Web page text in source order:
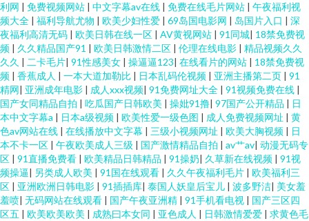
利网 | 免费视频网站 | 中文字幕av在线 | 免费在线毛片网站 | 午夜福利视
频大全 | 福利导航尤物 | 欧美少妇性爱 | 69岛国电影网 | 岛国片入口 | 深
夜福利高清无码 | 欧美日韩在线一区 | AV黄视网站 | 91同城| 18禁免费视
频 | 久久精品国产91 | 欧美日韩激情二区 | 伦理在线电影 | 精品视频久久
久久 | 二卡毛片| 91性感美女 | 操逼逼123| 在线看片的网站 | 18禁免费视
频 | 香蕉成人 | 一本大道加勒比 | 日本乱码伦视频 | 亚洲主播第二页 | 91
精网| 亚洲成年电影 | 成人xxx视频| 91免费网址大全 | 91视频免费在线 |
国产女同精品自拍 | 吃瓜国产日韩欧美 | 操妣91撸| 97国产公开精品 | 日
本中文字幕a | 日本a级视频 | 欧美性爱一级色图 | 成人免费视频网址 | 黄
色av网站在线 | 在线播放中文字幕 | 三级小视频网址 | 欧美大胸视频 | 日
本不卡一区 | 午夜欧美成人三级 | 国产激情精品自拍 | av艹av| 动漫无码专
区 | 91直播免费看 | 欧美精品日韩精品 | 91操奶| 久草新在线视频 | 91视
频操逼| 另类成人欧美 | 91国在线观看 | 久久午夜福利毛片 | 欧美福利三
区 | 亚洲欧洲日韩电影 | 91插插库| 泰国人妖皇后宝儿 | 波多野洁| 美女羞
羞喷| 无码网站在线观看 | 国产午夜亚洲精 | 91手机看电视 | 国产三区四
区五 | 欧美欧美欧美 | 成熟曰本女同 | 亚色成人 | 日韩激情爱爱 | 求黄色毛